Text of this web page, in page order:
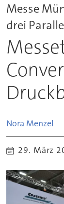
Messe
drei
Nora Menzel
29. März